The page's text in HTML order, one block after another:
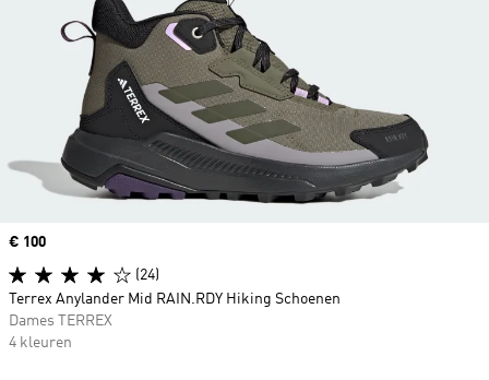
Price
€ 100
(24)
Terrex Anylander Mid RAIN.RDY Hiking Schoenen
Dames TERREX
4 kleuren